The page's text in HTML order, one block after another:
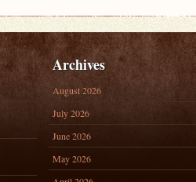
Archives
August 2026
July 2026
June 2026
May 2026